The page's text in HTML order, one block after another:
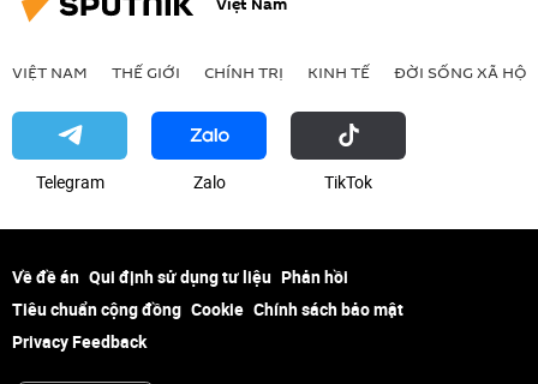
VIỆT NAM THẾ GIỚI CHÍNH TRỊ KINH TẾ ĐỜI SỐNG XÃ HỘI
Telegram Zalo ТikТоk
Về đề án Qui định sử dụng tư liệu Phản hồi
Tiêu chuẩn cộng đồng Cookie Chính sách bảo mật
Privacy Feedback